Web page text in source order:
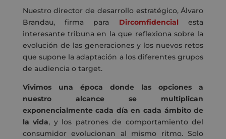
Nuestro director de desarrollo estratégico, Álvaro
Brandau, firma para Dircomfidencial esta
interesante tribuna en la que reflexiona sobre la
evolución de las generaciones y los nuevos retos
que supone la adaptación a los diferentes grupos
de audiencia o target.
Vivimos una época donde las opciones a
nuestro alcance se multiplican
exponencialmente cada día en cada ámbito de
la vida, y los patrones de comportamiento del
consumidor evolucionan al mismo ritmo. Solo